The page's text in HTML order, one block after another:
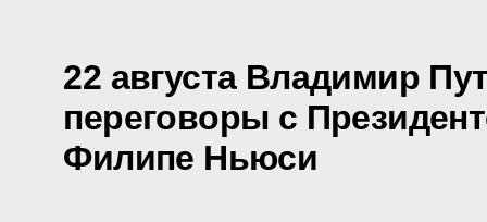
22 августа Владимир
переговоры с
Филипе Ньюси